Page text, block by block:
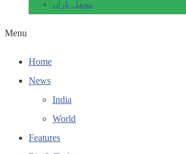
محفل یاراں
Menu
Home
News
India
World
Features